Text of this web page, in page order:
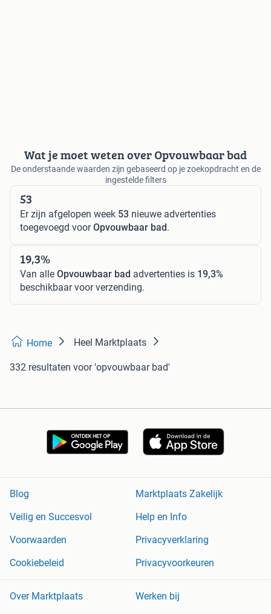
Wat je moet weten over Opvouwbaar bad
De onderstaande waarden zijn gebaseerd op je zoekopdracht en de
ingestelde filters
53
Er zijn afgelopen week 53 nieuwe advertenties
toegevoegd voorOpvouwbaar bad.
19,3%
Van alle Opvouwbaar bad advertenties is 19,3%
beschikbaar voor verzending.
Home Heel Marktplaats
332 resultaten voor 'opvouwbaar bad'
Blog
Marktplaats Zakelijk
Veilig en Succesvol
Help en Info
Voorwaarden
Privacyverklaring
Cookiebeleid
Privacyvoorkeuren
Over Marktplaats
Werken bij